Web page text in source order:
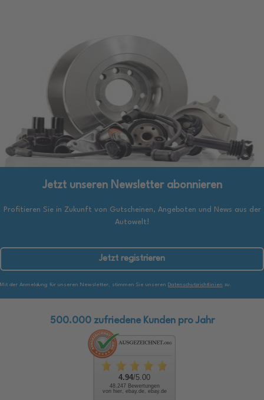
Jetzt unseren Newsletter abonnieren
Profitieren Sie in Zukunft von Gutscheinen, Angeboten und News aus der
Autowelt!
Jetzt registrieren
Mit der Anmeldung für unseren Newsletter, stimmen Sie unseren Datenschutzrichtlinien zu.
500.000 zufriedene Kunden pro Jahr
4.94/5.00
48.247 Bewertungen
von hier, ebay.de, ebay.de